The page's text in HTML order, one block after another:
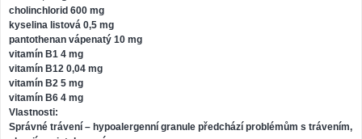
cholinchlorid 600 mg
kyselina listová 0,5 mg
pantothenan vápenatý 10 mg
vitamín B1 4 mg
vitamín B12 0,04 mg
vitamín B2 5 mg
vitamín B6 4 mg
Vlastnosti:
Správné trávení – hypoalergenní granule předchází problémům s trávením,